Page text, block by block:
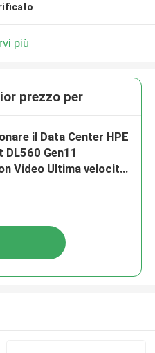
più
prezzo per
il Data Center HPE
DL560 Gen11
Video Ultima velocità